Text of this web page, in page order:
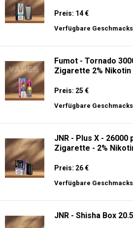
Preis: 14 €
Verfügbare
Fumot - Tornado
Zigarette 2% Nikotin
Preis: 25 €
Verfügbare
JNR - Plus X - 26000
Zigarette - 2%
Preis: 26 €
Verfügbare
JNR - Shisha Box